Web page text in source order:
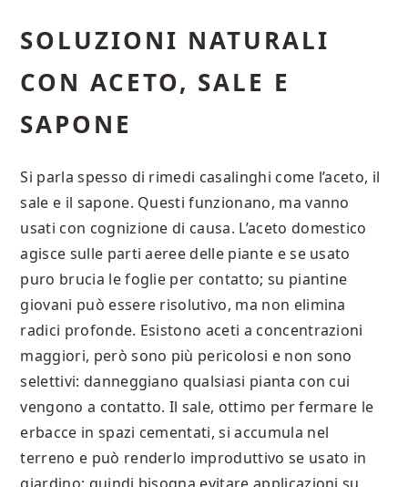
SOLUZIONI NATURALI
CON ACETO, SALE E
SAPONE
Si parla spesso di rimedi casalinghi come l’aceto, il
sale e il sapone. Questi funzionano, ma vanno
usati con cognizione di causa. L’aceto domestico
agisce sulle parti aeree delle piante e se usato
puro brucia le foglie per contatto; su piantine
giovani può essere risolutivo, ma non elimina
radici profonde. Esistono aceti a concentrazioni
maggiori, però sono più pericolosi e non sono
selettivi: danneggiano qualsiasi pianta con cui
vengono a contatto. Il sale, ottimo per fermare le
erbacce in spazi cementati, si accumula nel
terreno e può renderlo improduttivo se usato in